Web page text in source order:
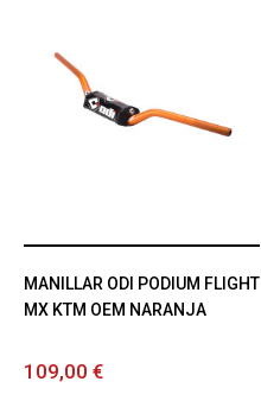
MANILLAR ODI PODIUM FLIGHT
MX KTM OEM NARANJA
109,00 €